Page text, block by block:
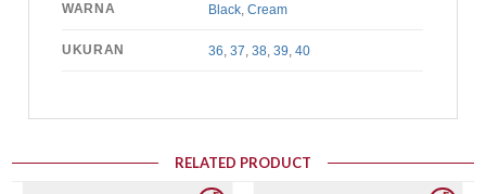
WARNA Black ,Cream
UKURAN 36 ,37 ,38 ,39 ,40
RELATED PRODUCT